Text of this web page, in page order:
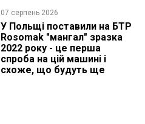
07 серпень 2026
У Польщі поставили на БТР
Rosomak "мангал" зразка
2022 року - це перша
спроба на цій машині і
схоже, що будуть ще